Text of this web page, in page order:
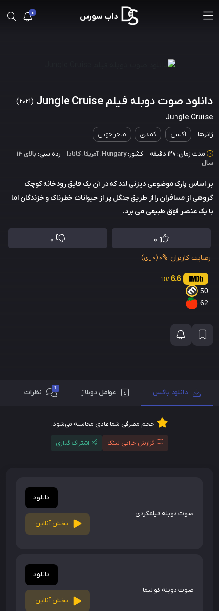
0 داب سورس
دانلود صوت دوبله فیلم Jungle Cruise (2021)
Jungle Cruise
ژانرها: اکشن کمدی ماجراجویی
مدت زمان: 127 دقیقه کشور:Hungary،آمریکا،کانادا رده سنی:
بالای ۱۳
سال
بر اساس پارک موضوعی دیزنی لند که در آن یک قایق رودخانه کوچک
گروهی از مسافران را از طریق جنگل پر از حیوانات خطرناک و خزندگان اما
با یک عنصر فوق طبیعی می برد.
0
0
رضایت کاربران 0% (0 رای)
6.6
/10
50
62
دانلود باکس عوامل دوبلاژ 1 نظرات
حجم مصرفی شما عادی محاسبه می‌شود.
گزارش خرابی لینک اشتراک گذاری
صوت دوبله فیلمگردی
دانلود
پخش آنلاین
صوت دوبله کوالیما
دانلود
پخش آنلاین